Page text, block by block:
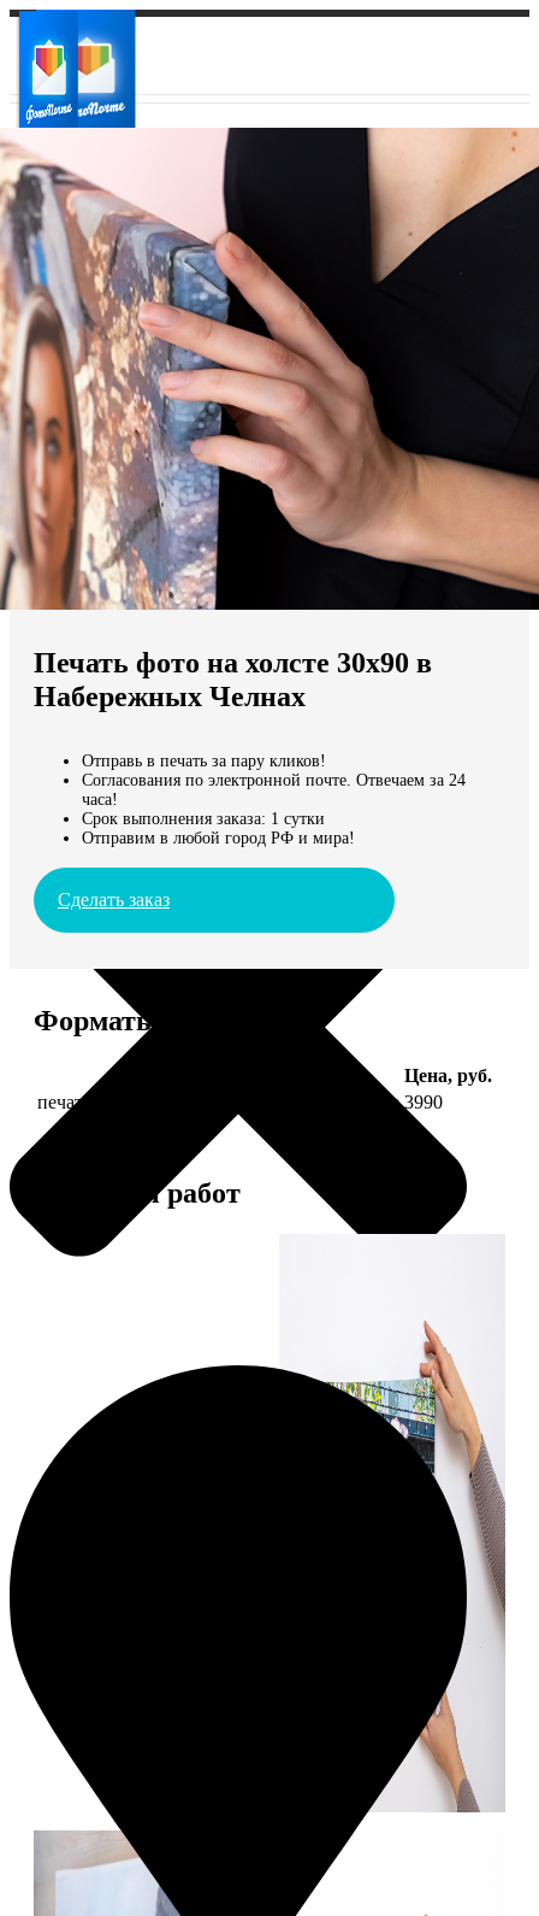
Ваш город:
Ваш регион доставки
Выберите из списка:
Мы доставляем по всему миру
Продолжить без города
Печать фото на холсте 30х90 в
Набережных Челнах
Отправь в печать за пару кликов!
Согласования по электронной почте. Отвечаем за 24
часа!
Срок выполнения заказа: 1 сутки
Отправим в любой город РФ и мира!
Сделать заказ
Форматы и цены
Цена, руб.
печать фото на холсте 30х90 на подрамнике 3990
Примеры работ